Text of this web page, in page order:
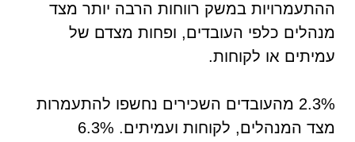
ההתעמרויות במשק רווחות הרבה יותר מצד
מנהלים כלפי העובדים, ופחות מצדם של
עמיתים או לקוחות.
2.3% מהעובדים השכירים נחשפו להתעמרות
מצד המנהלים, לקוחות ועמיתים. 6.3%